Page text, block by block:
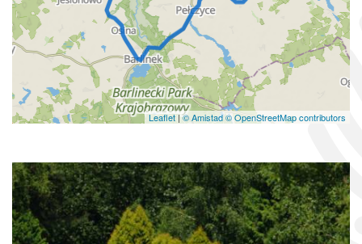
Leaflet|© Amistad© OpenStreetMap contributors